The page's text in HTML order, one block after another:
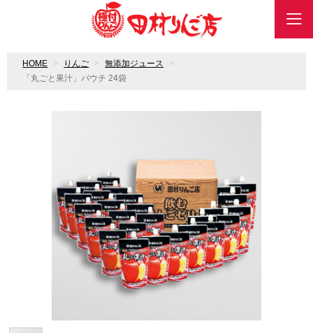
HOME りんご
無添加ジュース
「丸ごと果汁」パウチ 24袋